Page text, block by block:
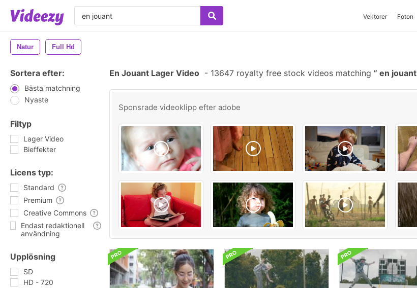
Vektorer Foton
Natur Full Hd
Sortera efter:
Bästa matchning
Nyaste
Filtyp
Lager Video
Bieffekter
Licens typ:
Standard
Premium
Creative Commons
Endast redaktionell
användning
Upplösning
SD
HD - 720
En Jouant Lager Video - 13647 royalty free stock videos matching en jouant
Sponsrade videoklipp efter adobe